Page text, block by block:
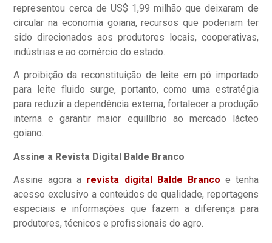
representou cerca de US$ 1,99 milhão que deixaram de
circular na economia goiana, recursos que poderiam ter
sido direcionados aos produtores locais, cooperativas,
indústrias e ao comércio do estado.
A proibição da reconstituição de leite em pó importado
para leite fluido surge, portanto, como uma estratégia
para reduzir a dependência externa, fortalecer a produção
interna e garantir maior equilíbrio ao mercado lácteo
goiano.
Assine a Revista Digital Balde Branco
Assine agora a revista digital Balde Branco e tenha
acesso exclusivo a conteúdos de qualidade, reportagens
especiais e informações que fazem a diferença para
produtores, técnicos e profissionais do agro.